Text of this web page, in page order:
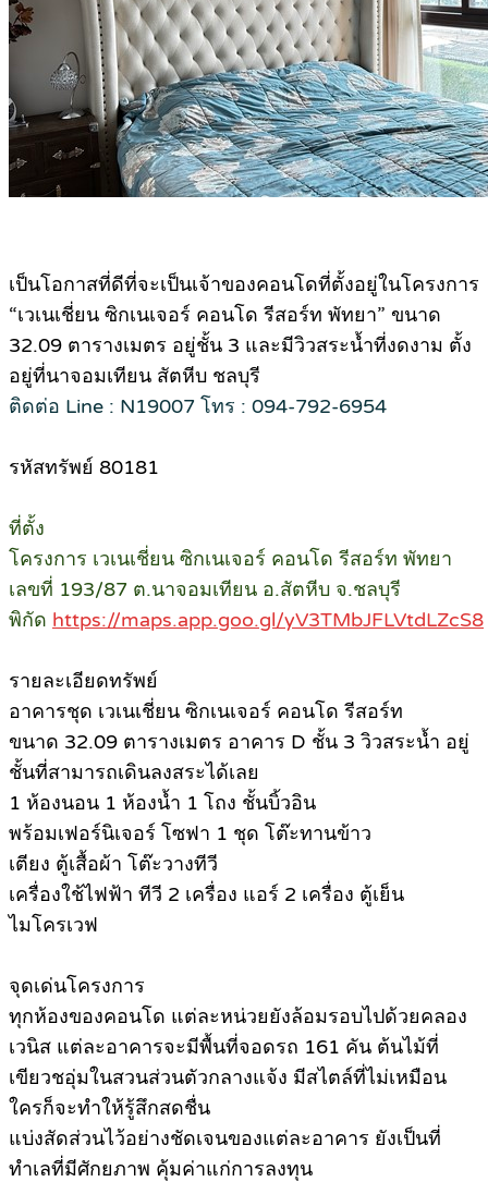
เป็นโอกาสที่ดีที่จะเป็นเจ้าของคอนโดที่ตั้งอยู่ในโครงการ
“เวเนเชี่ยน ซิกเนเจอร์ คอนโด รีสอร์ท พัทยา” ขนาด
32.09 ตารางเมตร อยู่ชั้น 3 และมีวิวสระน้ำที่งดงาม ตั้ง
อยู่ที่นาจอมเทียน สัตหีบ ชลบุรี
ติดต่อ Line : N19007 โทร : 094-792-6954
รหัสทรัพย์ 80181
ที่ตั้ง
โครงการ เวเนเชี่ยน ซิกเนเจอร์ คอนโด รีสอร์ท พัทยา
เลขที่ 193/87 ต.นาจอมเทียน อ.สัตหีบ จ.ชลบุรี
พิกัด https://maps.app.goo.gl/yV3TMbJFLVtdLZcS8
รายละเอียดทรัพย์
อาคารชุด เวเนเชี่ยน ซิกเนเจอร์ คอนโด รีสอร์ท
ขนาด 32.09 ตารางเมตร อาคาร D ชั้น 3 วิวสระน้ำ อยู่
ชั้นที่สามารถเดินลงสระได้เลย
1 ห้องนอน 1 ห้องน้ำ 1 โถง ชั้นบิ้วอิน
พร้อมเฟอร์นิเจอร์ โซฟา 1 ชุด โต๊ะทานข้าว
เตียง ตู้เสื้อผ้า โต๊ะวางทีวี
เครื่องใช้ไฟฟ้า ทีวี 2 เครื่อง แอร์ 2 เครื่อง ตู้เย็น
ไมโครเวฟ
จุดเด่นโครงการ
ทุกห้องของคอนโด แต่ละหน่วยยังล้อมรอบไปด้วยคลอง
เวนิส แต่ละอาคารจะมีพื้นที่จอดรถ 161 คัน ต้นไม้ที่
เขียวชอุ่มในสวนส่วนตัวกลางแจ้ง มีสไตล์ที่ไม่เหมือน
ใครก็จะทำให้รู้สึกสดชื่น
แบ่งสัดส่วนไว้อย่างชัดเจนของแต่ละอาคาร ยังเป็นที่
ทำเลที่มีศักยภาพ คุ้มค่าแก่การลงทุน